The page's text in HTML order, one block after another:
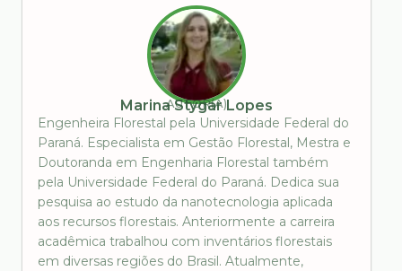
AUTOR(A)
Marina Stygar Lopes
Engenheira Florestal pela Universidade Federal do
Paraná. Especialista em Gestão Florestal, Mestra e
Doutoranda em Engenharia Florestal também
pela Universidade Federal do Paraná. Dedica sua
pesquisa ao estudo da nanotecnologia aplicada
aos recursos florestais. Anteriormente a carreira
acadêmica trabalhou com inventários florestais
em diversas regiões do Brasil. Atualmente,